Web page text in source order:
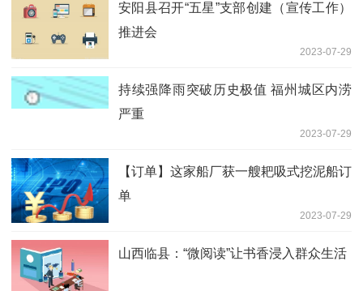
安阳县召开“五星”支部创建（宣传工作）
推进会
2023-07-29
持续强降雨突破历史极值 福州城区内涝
严重
2023-07-29
【订单】这家船厂获一艘耙吸式挖泥船订
单
2023-07-29
山西临县：“微阅读”让书香浸入群众生活